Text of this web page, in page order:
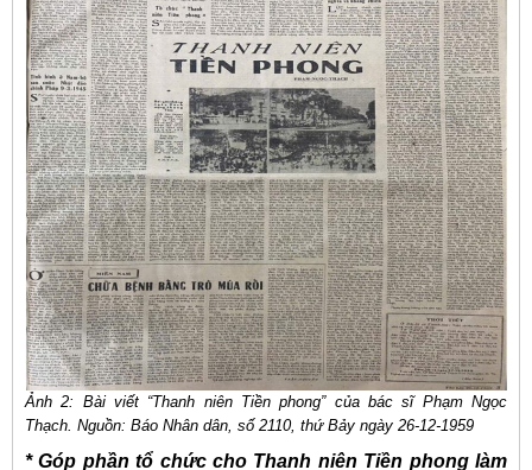
Ảnh 2: Bài viết “Thanh niên Tiền phong” của bác sĩ Phạm Ngọc
Thạch. Nguồn: Báo Nhân dân, số 2110, thứ Bảy ngày 26-12-1959
* Góp phần tổ chức cho Thanh niên Tiền phong làm